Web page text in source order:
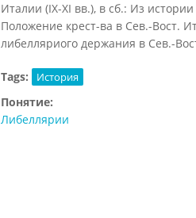
Италии (IX-XI вв.), в сб.: Из
Положение крест-ва в Сев.-Вост.
либелляриого держания в Сев.-
Tags: История
Понятие:
Либеллярии